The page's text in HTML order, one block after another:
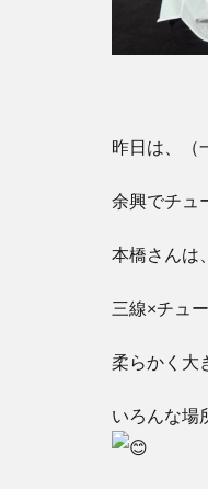
昨日は、（
余興でチュ
本橋さんは
三線×チュ
柔らかく大
いろんな場